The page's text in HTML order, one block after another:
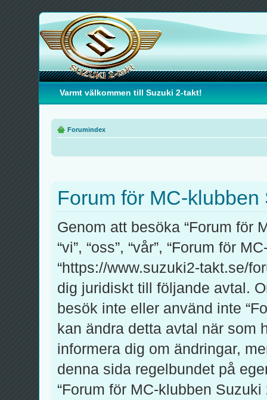
Varmt välkommen till Suzuki 2-takt!
Forumindex
Forum för MC-
Genom att besöka “Forum för
“vi”, “oss”, “vår”, “Forum för
“https://www.suzuki2-takt.se/
dig juridiskt till följande avtal.
besök inte eller använd inte
kan ändra detta avtal när som
informera dig om ändringar,
denna sida regelbundet på
“Forum för MC-klubben